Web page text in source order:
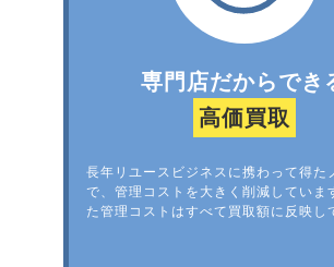
専門店だからでき
高価買取
長年リユースビジネスに携わって得た
で、管理コストを大きく削減していま
た管理コストはすべて買取額に反映し